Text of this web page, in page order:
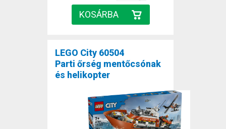
LEGO City 60504
Parti őrség mentőcsónak
és helikopter